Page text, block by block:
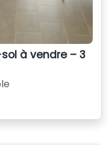
à vendre – 3